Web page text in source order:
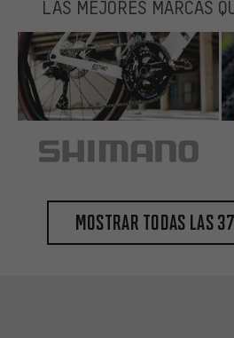
LAS MEJORES MARCAS
Mostrar todas las